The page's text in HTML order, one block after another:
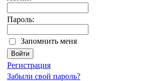
Пароль:
Запомнить меня
Регистрация
Забыли свой пароль?